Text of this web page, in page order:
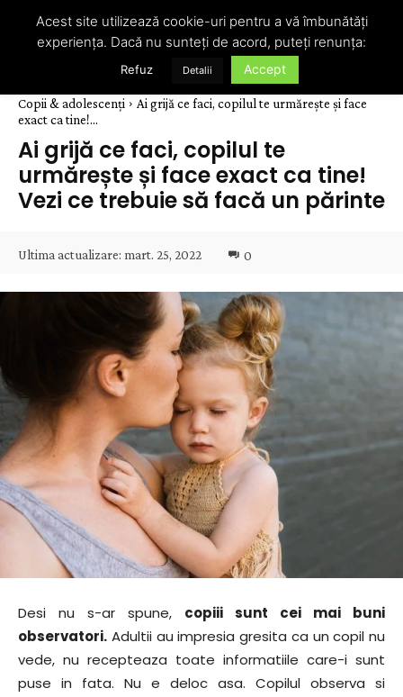
Copii & adolescenți
Ai grijă ce faci, copilul te urmărește și face
exact ca tine!...
Ai grijă ce faci, copilul te
urmărește și face exact ca tine!
Vezi ce trebuie să facă un părinte
Ultima actualizare: mart. 25, 2022 0
Desi nu s-ar spune, copiii sunt cei mai buni
observatori. Adultii au impresia gresita ca un copil nu
vede, nu recepteaza toate informatiile care-i sunt
puse in fata. Nu e deloc asa. Copilul observa si
Acest site utilizează cookie-uri pentru a vă îmbunătăți
experiența. Dacă nu sunteți de acord, puteți renunța:
Refuz Detalii Accept